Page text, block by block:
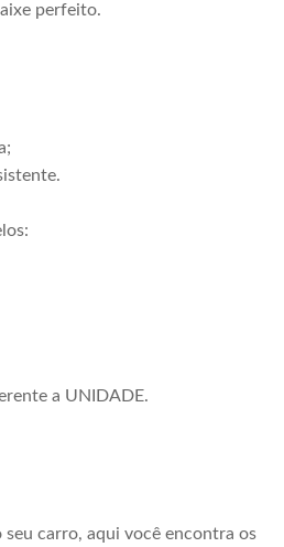
perfeito.
a UNIDADE.
seu carro, aqui você encontra os